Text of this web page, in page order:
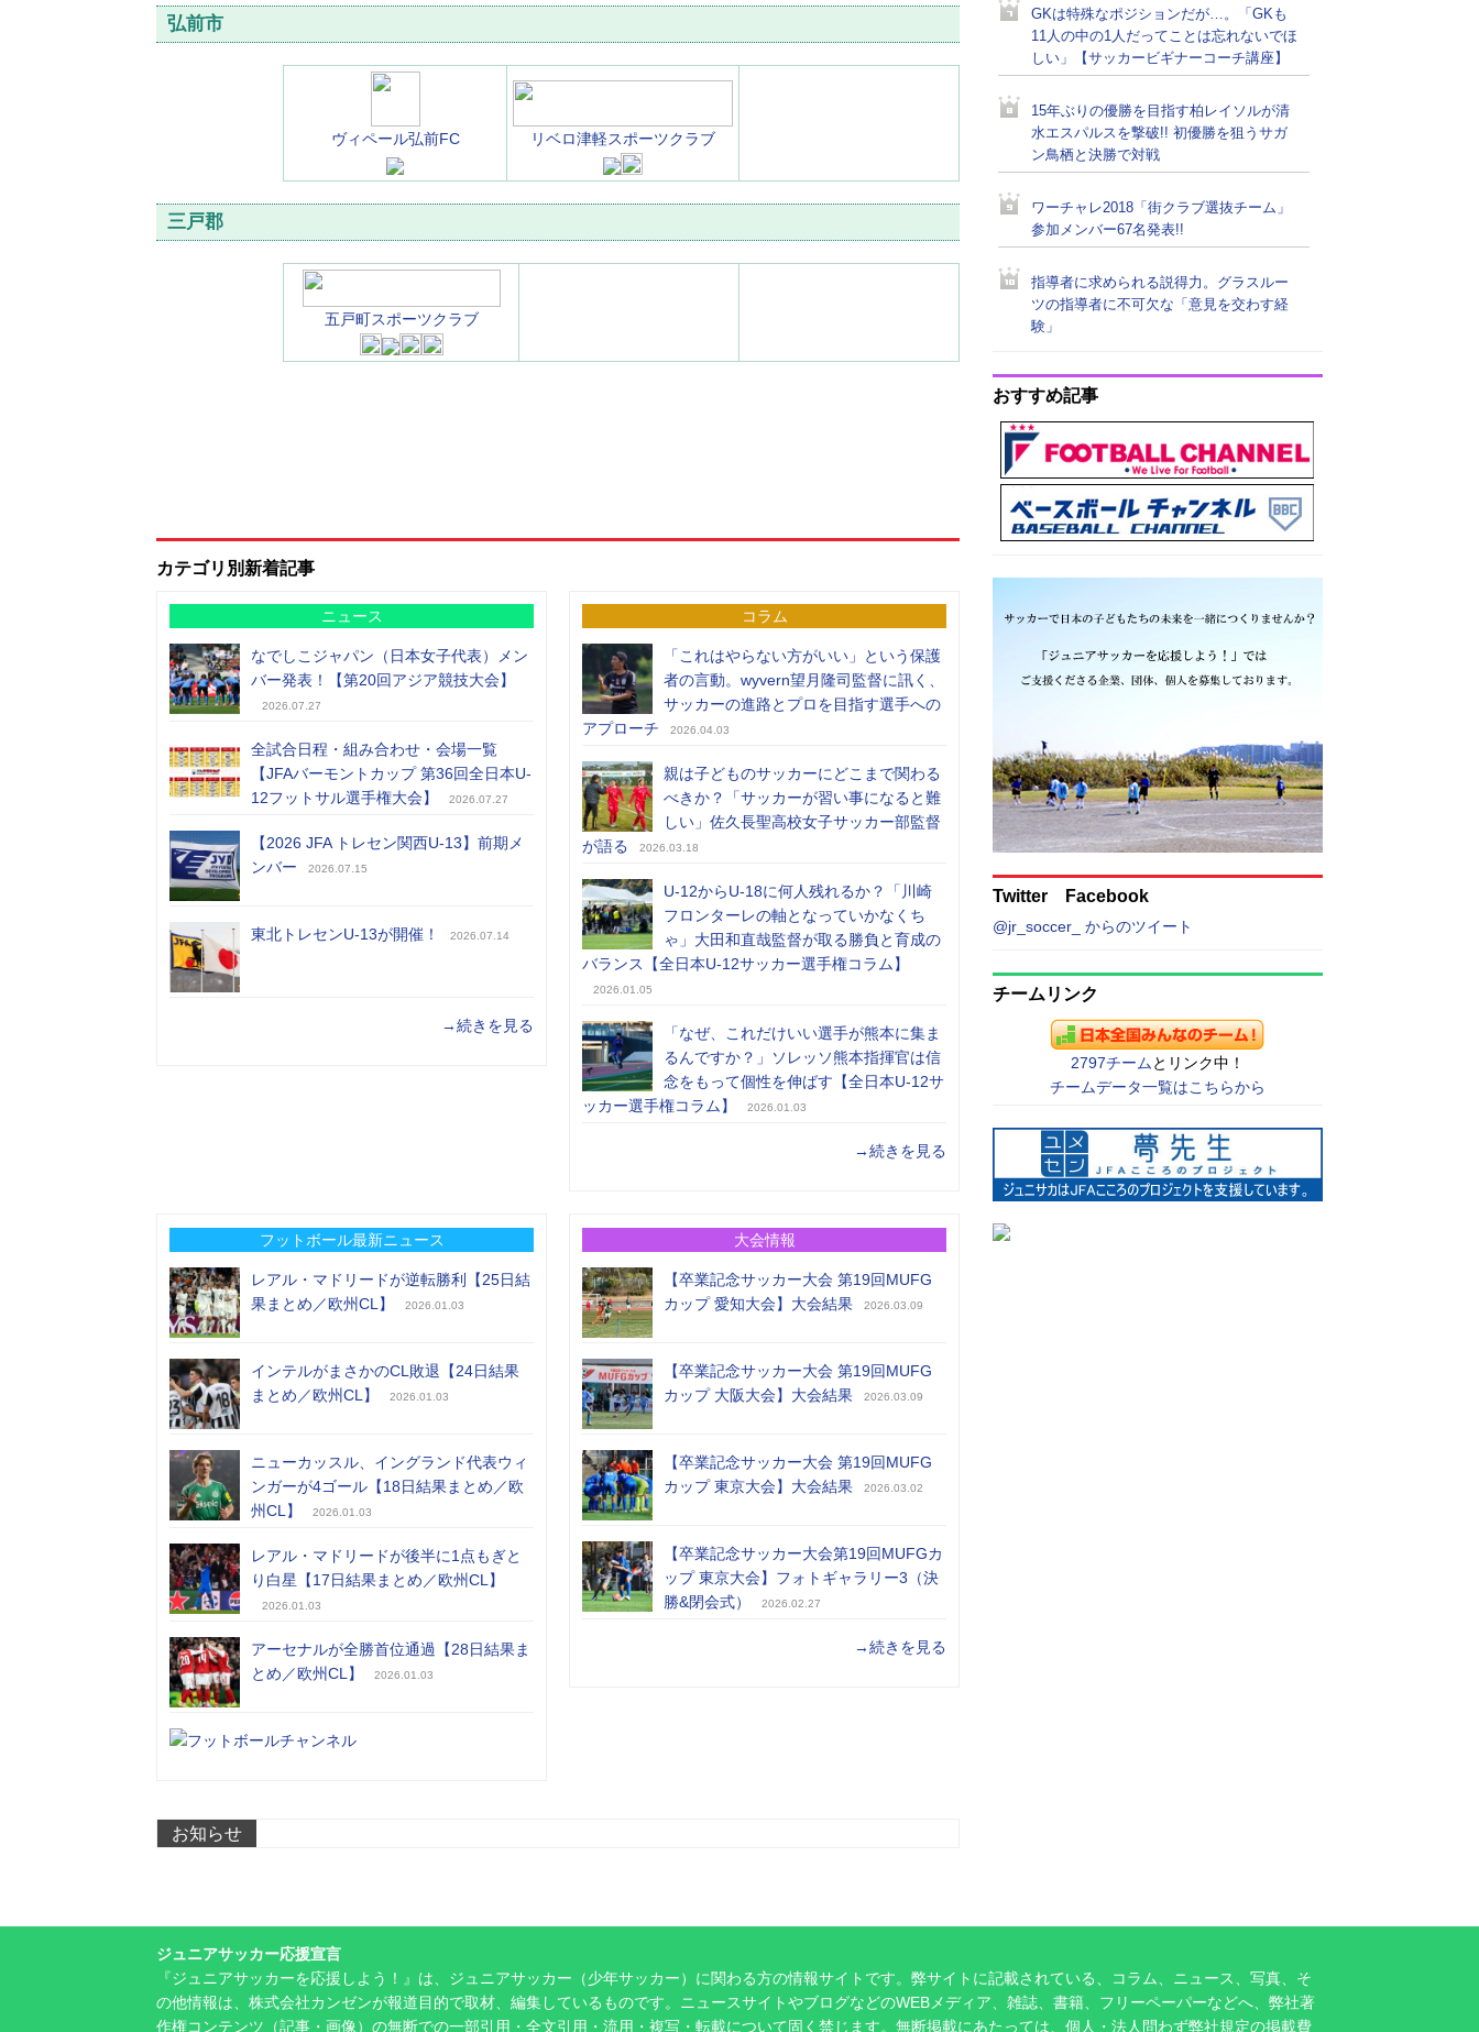
弘前市
ヴィペール弘前FC リベロ津軽スポーツクラブ
三戸郡
五戸町スポーツクラブ
カテゴリ別新着記事
ニュース
なでしこジャパン（日本女子代表）メン
バー発表！【第20回アジア競技大会】
2026.07.27
全試合日程・組み合わせ・会場一覧
【JFAバーモントカップ 第36回全日本U-
12フットサル選手権大会】
2026.07.27
【2026 JFA トレセン関西U-13】前期メ
ンバー
2026.07.15
東北トレセンU-13が開催！ 2026.07.14
→続きを見る
コラム
「これはやらない方がいい」という保護
者の言動。wyvern望月隆司監督に訊く、
サッカーの進路とプロを目指す選手への
アプローチ
2026.04.03
親は子どものサッカーにどこまで関わる
べきか？「サッカーが習い事になると難
しい」佐久長聖高校女子サッカー部監督
が語る
2026.03.18
U-12からU-18に何人残れるか？「川崎
フロンターレの軸となっていかなくち
ゃ」大田和直哉監督が取る勝負と育成の
バランス【全日本U-12サッカー選手権コラム】
2026.01.05
「なぜ、これだけいい選手が熊本に集ま
るんですか？」ソレッソ熊本指揮官は信
念をもって個性を伸ばす【全日本U-12サ
ッカー選手権コラム】
2026.01.03
→続きを見る
フットボール最新ニュース
レアル・マドリードが逆転勝利【25日結
果まとめ／欧州CL】
2026.01.03
インテルがまさかのCL敗退【24日結果
まとめ／欧州CL】
2026.01.03
ニューカッスル、イングランド代表ウィ
ンガーが4ゴール【18日結果まとめ／欧
州CL】
2026.01.03
レアル・マドリードが後半に1点もぎと
り白星【17日結果まとめ／欧州CL】
2026.01.03
アーセナルが全勝首位通過【28日結果ま
とめ／欧州CL】
2026.01.03
大会情報
【卒業記念サッカー大会 第19回MUFG
カップ 愛知大会】大会結果
2026.03.09
【卒業記念サッカー大会 第19回MUFG
カップ 大阪大会】大会結果
2026.03.09
【卒業記念サッカー大会 第19回MUFG
カップ 東京大会】大会結果
2026.03.02
【卒業記念サッカー大会第19回MUFGカ
ップ 東京大会】フォトギャラリー3（決
勝&閉会式）
2026.02.27
→続きを見る
お知らせ
GKは特殊なポジションだが…。「GKも
11人の中の1人だってことは忘れないでほ
しい」【サッカービギナーコーチ講座】
15年ぶりの優勝を目指す柏レイソルが清
水エスパルスを撃破!! 初優勝を狙うサガ
ン鳥栖と決勝で対戦
ワーチャレ2018「街クラブ選抜チーム」
参加メンバー67名発表!!
指導者に求められる説得力。グラスルー
ツの指導者に不可欠な「意見を交わす経
験」
おすすめ記事
Twitter Facebook
@jr_soccer_ からのツイート
チームリンク
2797チーム とリンク中！
チームデータ一覧はこちらから
ジュニアサッカー応援宣言
『ジュニアサッカーを応援しよう！』は、ジュニアサッカー（少年サッカー）に関わる方の情報サイトです。弊サイトに記載されている、コラム、ニュース、写真、そ
の他情報は、株式会社カンゼンが報道目的で取材、編集しているものです。ニュースサイトやブログなどのWEBメディア、雑誌、書籍、フリーペーパーなどへ、弊社著
作権コンテンツ（記事・画像）の無断での一部引用・全文引用・流用・複写・転載について固く禁じます。無断掲載にあたっては、個人・法人問わず弊社規定の掲載費